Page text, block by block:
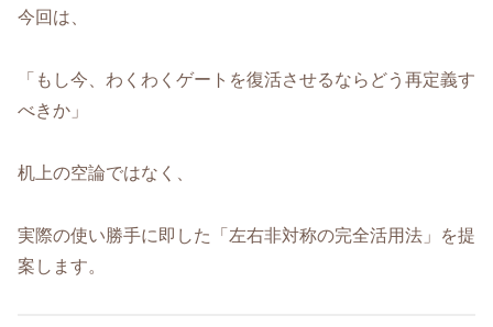
今回は、
「もし今、わくわくゲートを復活させるならどう再定義す
べきか」
机上の空論ではなく、
実際の使い勝手に即した「左右非対称の完全活用法」を提
案します。